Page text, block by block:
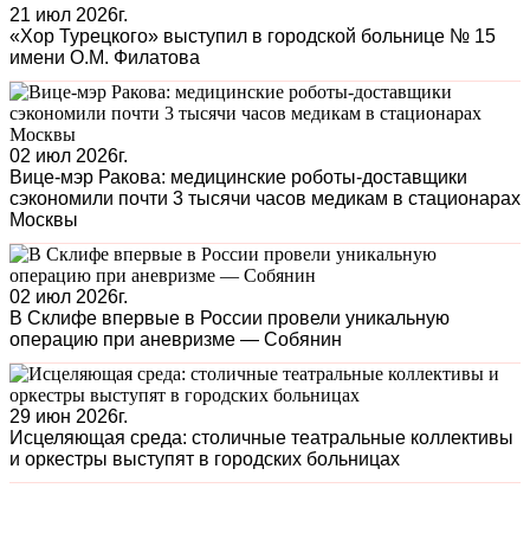
21 июл 2026г.
«Хор Турецкого» выступил в городской больнице № 15
имени О.М. Филатова
02 июл 2026г.
Вице-мэр Ракова: медицинские роботы-доставщики
сэкономили почти 3 тысячи часов медикам в стационарах
Москвы
02 июл 2026г.
В Склифе впервые в России провели уникальную
операцию при аневризме — Собянин
29 июн 2026г.
Исцеляющая среда: столичные театральные коллективы
и оркестры выступят в городских больницах